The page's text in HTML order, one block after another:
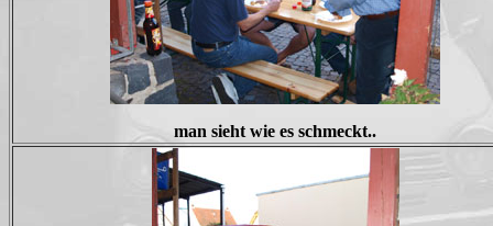
man sieht wie es schmeckt..